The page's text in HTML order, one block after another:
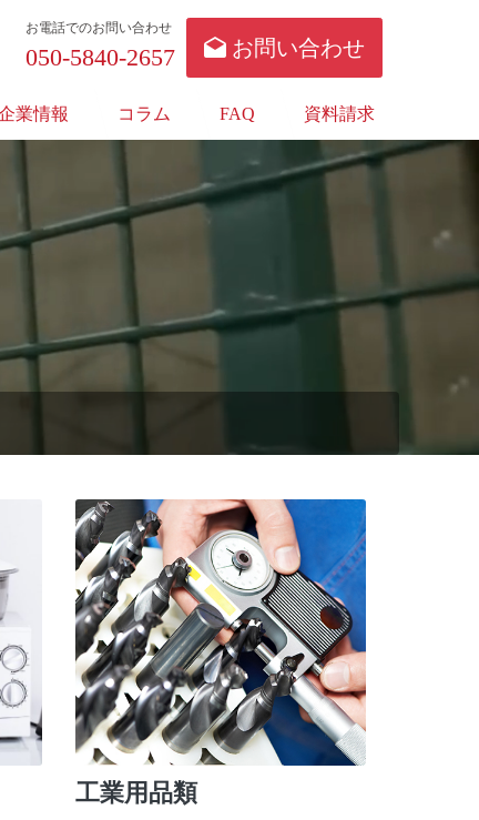
お電話でのお問い合わせ
050-5840-2657 お問い合わせ
業情報 コラム FAQ 資料請求
工業用品類